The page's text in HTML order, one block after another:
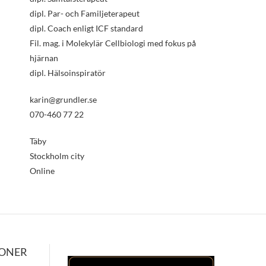
dipl. Par- och Familjeterapeut
dipl. Coach enligt ICF standard
Fil. mag. i Molekylär Cellbiologi med fokus på
hjärnan
dipl. Hälsoinspiratör
karin@grundler.se
070-460 77 22
Täby
Stockholm city
Online